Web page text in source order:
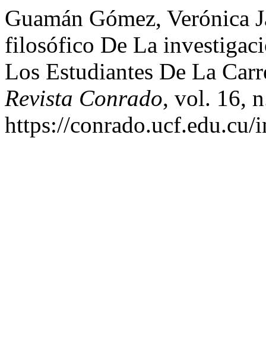
Guamán Gómez, Verónica
filosófico De La
Los Estudiantes De La
Revista Conrado, vol. 16,
https://